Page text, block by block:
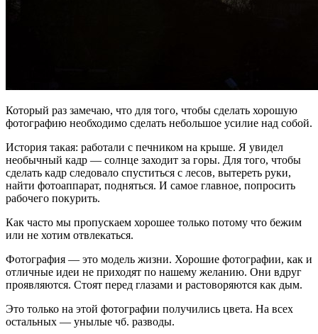
Который раз замечаю, что для того, чтобы сделать хорошую
фотографию необходимо сделать небольшое усилие над собой.
История такая: работали с печником на крыше. Я увидел
необычный кадр — солнце заходит за горы. Для того, чтобы
сделать кадр следовало спуститься с лесов, вытереть руки,
найти фотоаппарат, подняться. И самое главное, попросить
рабочего покурить.
Как часто мы пропускаем хорошее только потому что бежим
или не хотим отвлекаться.
Фотография — это модель жизни. Хорошие фотографии, как и
отличные идеи не приходят по нашему желанию. Они вдруг
проявляются. Стоят перед глазами и растоворяются как дым.
Это только на этой фотографии получились цвета. На всех
остальных — унылые чб. разводы.